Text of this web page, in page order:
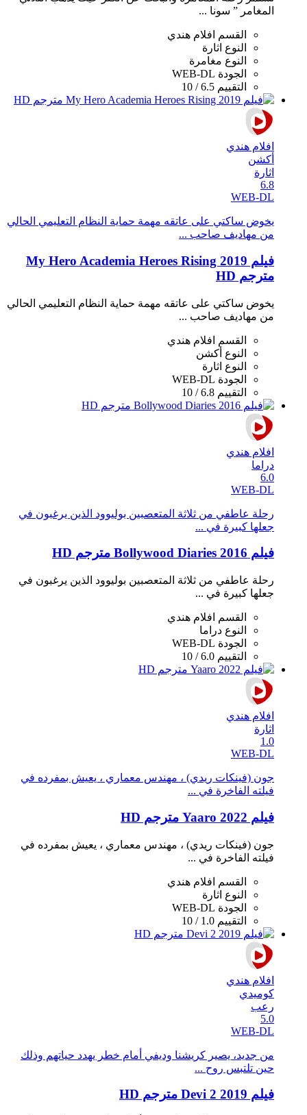
المغامر ” سونا ...
القسم
افلام هندي
النوع اثارة
النوع مغامرة
الجودة WEB-DL
التقييم 6.5 / 10
افلام هندي
أكشن
اثارة
6.8
WEB-DL
يخوض ساكتي على عاتقه مهمة حماية النظام التعليمي الحالي
من مهاديف صاحب ...
فيلم My Hero Academia Heroes Rising 2019
مترجم HD
يخوض ساكتي على عاتقه مهمة حماية النظام التعليمي الحالي
من مهاديف صاحب ...
القسم
افلام هندي
النوع أكشن
النوع اثارة
الجودة WEB-DL
التقييم 6.8 / 10
افلام هندي
دراما
6.0
WEB-DL
رحلة عاطفي من ثلاثة المتعصبين بوليوود الذين يرغبون في
جعلها كبيرة في ...
فيلم Bollywood Diaries 2016 مترجم HD
رحلة عاطفي من ثلاثة المتعصبين بوليوود الذين يرغبون في
جعلها كبيرة في ...
القسم
افلام هندي
النوع دراما
الجودة WEB-DL
التقييم 6.0 / 10
افلام هندي
اثارة
1.0
WEB-DL
جون (فينكات ريدي) ، مهندس معماري ، يعيش بمفرده في
فيلته الفاخرة في ...
فيلم Yaaro 2022 مترجم HD
جون (فينكات ريدي) ، مهندس معماري ، يعيش بمفرده في
فيلته الفاخرة في ...
القسم
افلام هندي
النوع اثارة
الجودة WEB-DL
التقييم 1.0 / 10
افلام هندي
كوميدي
رعب
5.0
WEB-DL
من جديد، يصير كريشنا وديفي أمام خطر يهدد حياتهم وذلك
حين تلتبس روح ...
فيلم Devi 2 2019 مترجم HD